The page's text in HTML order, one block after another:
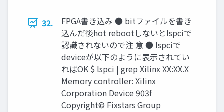
32.
FPGA書き込み ● bitファイルを書き
込んだ後hot rebootしないとlspciで
認識されないので注 意 ● lspciで
deviceが以下のように表示されてい
ればOK $ lspci | grep Xilinx XX:XX.X
Memory controller: Xilinx
Corporation Device 903f
Copyright© Fixstars Group